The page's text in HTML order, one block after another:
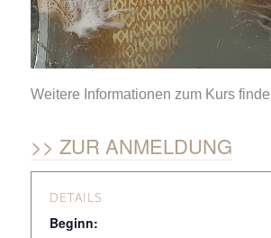
Weitere Informationen zum Kurs
ZUR ANMELDUNG
DETAILS
Beginn: